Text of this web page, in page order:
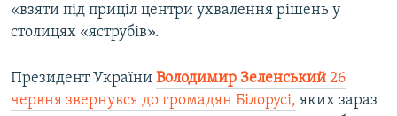
«взяти під приціл центри ухвалення рішень у
столицях «яструбів».
Президент України Володимир Зеленський 26
червня звернувся до громадян Білорусі, яких зараз